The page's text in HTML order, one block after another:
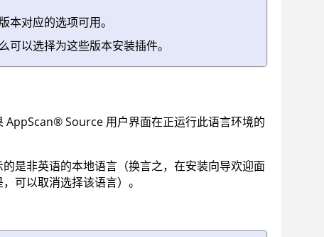
对应的选项可用。
以选择为这些版本安装插件。
AppScan®Source用户界面在正运行此语言环境的
是非英语的本地语言（换言之，在安装向导欢迎面
可以取消选择该语言）。